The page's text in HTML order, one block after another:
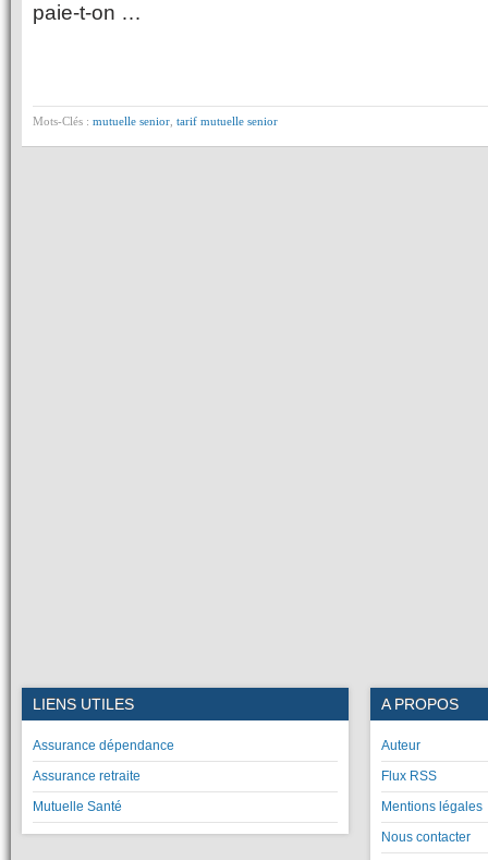
paie-t-on …
Mots-Clés : mutuelle senior tarif mutuelle senior
LIENS UTILES
Assurance dépendance
Assurance retraite
Mutuelle Santé
A PROPOS
Auteur
Flux RSS
Mentions légales
Nous contacter